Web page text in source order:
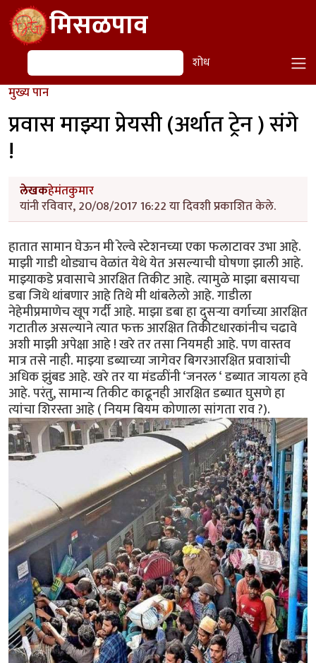
Skip to main contentमिसळपाव
शोध शोध
मुख्य पान
प्रवास माझ्या प्रेयसी (अर्थात ट्रेन ) संगे
!
लेखकहेमंतकुमार
यांनी रविवार, 20/08/2017 16:22 या दिवशी प्रकाशित केले.
हातात सामान घेऊन मी रेल्वे स्टेशनच्या एका फलाटावर उभा आहे.
माझी गाडी थोड्याच वेळांत येथे येत असल्याची घोषणा झाली आहे.
माझ्याकडे प्रवासाचे आरक्षित तिकीट आहे. त्यामुळे माझा बसायचा
डबा जिथे थांबणार आहे तिथे मी थांबलेलो आहे. गाडीला
नेहेमीप्रमाणेच खूप गर्दी आहे. माझा डबा हा दुसऱ्या वर्गाच्या आरक्षित
गटातील असल्याने त्यात फक्त आरक्षित तिकीटधारकांनीच चढावे
अशी माझी अपेक्षा आहे ! खरे तर तसा नियमही आहे. पण वास्तव
मात्र तसे नाही. माझ्या डब्याच्या जागेवर बिगरआरक्षित प्रवाशांची
अधिक झुंबड आहे. खरे तर या मंडळींनी ‘जनरल ‘ डब्यात जायला हवे
आहे. परंतु, सामान्य तिकीट काढूनही आरक्षित डब्यात घुसणे हा
त्यांचा शिरस्ता आहे ( नियम बियम कोणाला सांगता राव ?).